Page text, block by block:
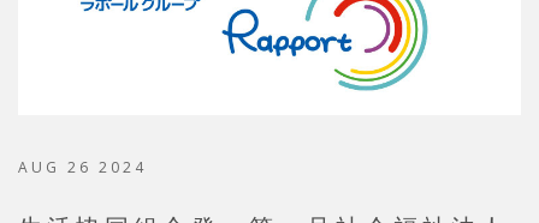
AUG 26 2024